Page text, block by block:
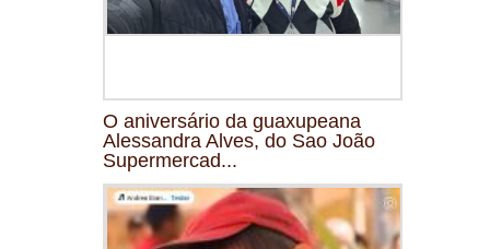
O aniversário da guaxupeana
Alessandra Alves, do Sao João
Supermercad...